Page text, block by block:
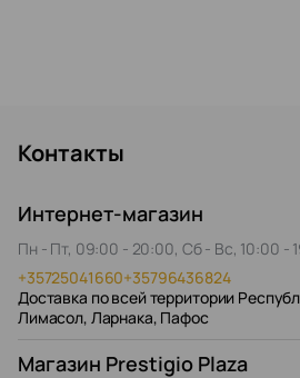
Контакты
Интернет-магазин
Пн - Пт, 09:00 - 20:00, Сб - Вс, 10:00 -
+35725041660+35796436824
Доставка по всей территории
Лимасол, Ларнака, Пафос
Магазин Prestigio Plaza